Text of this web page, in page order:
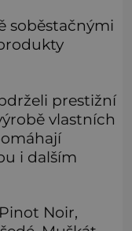
soběstačnými
prestižní
vlastních
i dalším
Noir,